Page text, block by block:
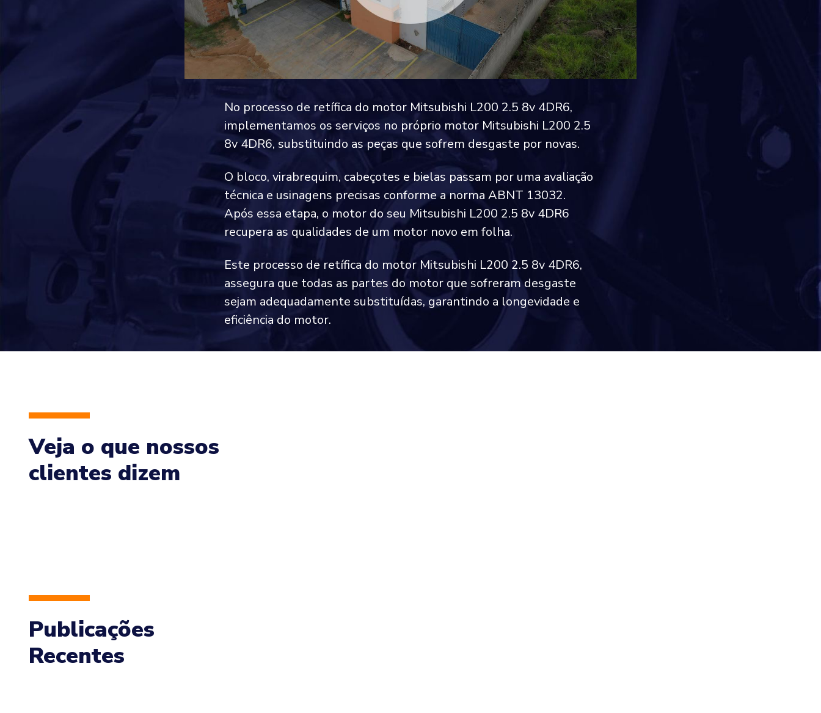
No processo de retífica do motor Mitsubishi L200 2.5 8v 4DR6,
implementamos os serviços no próprio motor Mitsubishi L200 2.5
8v 4DR6, substituindo as peças que sofrem desgaste por novas.
O bloco, virabrequim, cabeçotes e bielas passam por uma avaliação
técnica e usinagens precisas conforme a norma ABNT 13032.
Após essa etapa, o motor do seu Mitsubishi L200 2.5 8v 4DR6
recupera as qualidades de um motor novo em folha.
Este processo de retífica do motor Mitsubishi L200 2.5 8v 4DR6,
assegura que todas as partes do motor que sofreram desgaste
sejam adequadamente substituídas, garantindo a longevidade e
eficiência do motor.
Veja o que nossos
clientes dizem
Publicações
Recentes